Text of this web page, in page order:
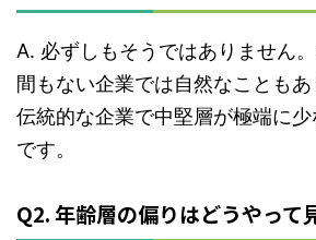
A. 必ずしもそうではありません
間もない企業では自然なこともあ
伝統的な企業で中堅層が極端に
です。
Q2. 年齢層の偏りはどうやって